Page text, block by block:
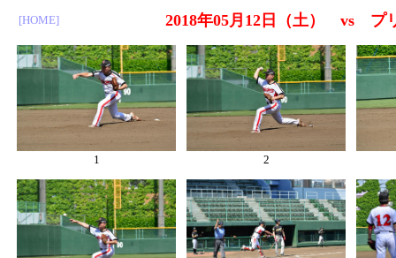
[HOME] 2018年05月12日（土） vs
1 2